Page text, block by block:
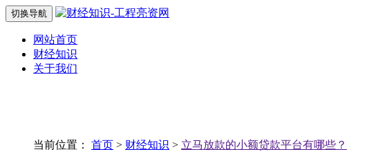
切换导航
网站首页
财经知识
关于我们
当前位置： 首页 > 财经知识 > 立马放款的小额贷款平台有哪些？